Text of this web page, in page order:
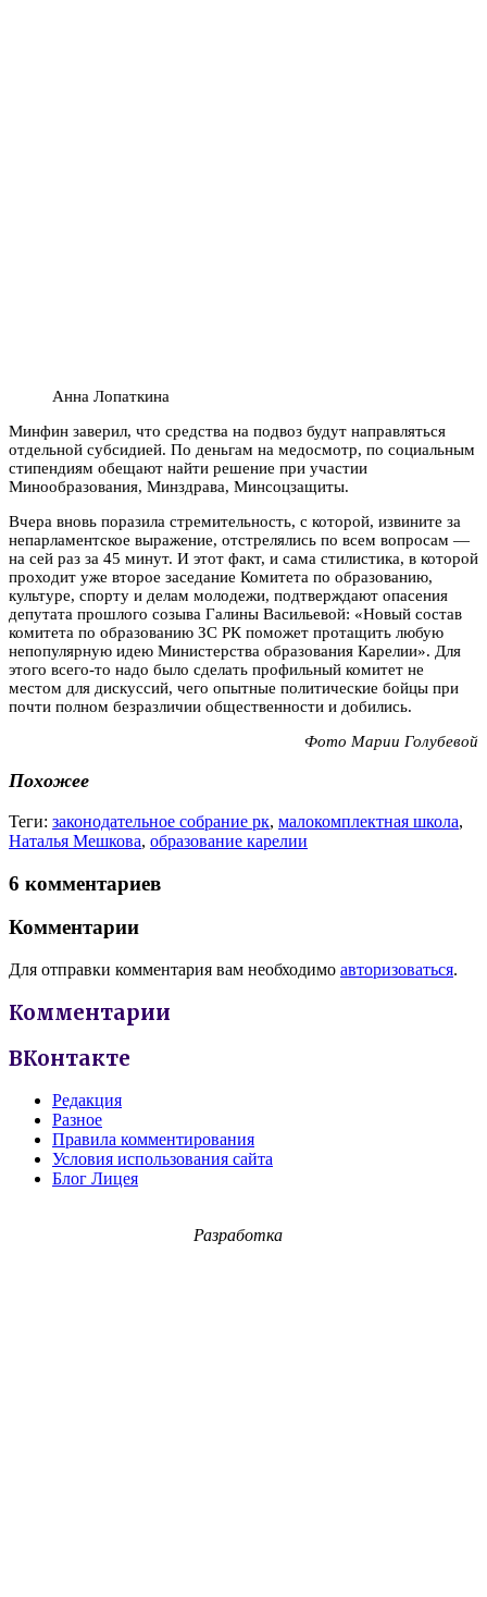
Анна Лопаткина
Минфин заверил, что средства на подвоз будут направляться
отдельной субсидией. По деньгам на медосмотр, по социальным
стипендиям обещают найти решение при участии
Минообразования, Минздрава, Минсоцзащиты.
Вчера вновь поразила стремительность, с которой, извините за
непарламентское выражение, отстрелялись по всем вопросам —
на сей раз за 45 минут. И этот факт, и сама стилистика, в которой
проходит уже второе заседание Комитета по образованию,
культуре, спорту и делам молодежи, подтверждают опасения
депутата прошлого созыва Галины Васильевой: «Новый состав
комитета по образованию ЗС РК поможет протащить любую
непопулярную идею Министерства образования Карелии». Для
этого всего-то надо было сделать профильный комитет не
местом для дискуссий, чего опытные политические бойцы при
почти полном безразличии общественности и добились.
Фото Марии Голубевой
Похожее
Теги: законодательное собрание рк, малокомплектная школа,
Наталья Мешкова, образование карелии
6 комментариев
Комментарии
Для отправки комментария вам необходимо авторизоваться.
Комментарии
ВКонтакте
Редакция
Разное
Правила комментирования
Условия использования сайта
Блог Лицея
Разработка